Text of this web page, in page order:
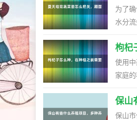
为了
水分
浇水
料，以促进保墒并加速
播撒
整。
入耙
枸杞
使用
家庭
或幼
因此
保山
保山